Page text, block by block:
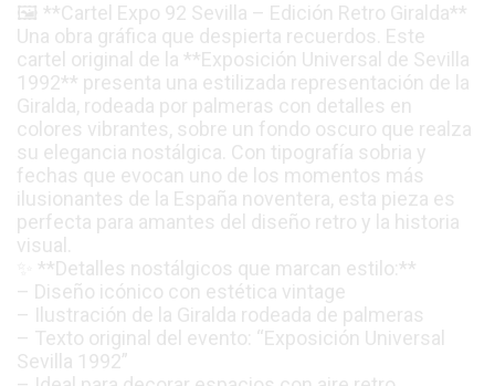
🖼️ **Cartel Expo 92 Sevilla – Edición Retro Giralda**
Una obra gráfica que despierta recuerdos. Este
cartel original de la **Exposición Universal de Sevilla
1992** presenta una estilizada representación de la
Giralda, rodeada por palmeras con detalles en
colores vibrantes, sobre un fondo oscuro que realza
su elegancia nostálgica. Con tipografía sobria y
fechas que evocan uno de los momentos más
ilusionantes de la España noventera, esta pieza es
perfecta para amantes del diseño retro y la historia
visual.
✨ **Detalles nostálgicos que marcan estilo:**
– Diseño icónico con estética vintage
– Ilustración de la Giralda rodeada de palmeras
– Texto original del evento: “Exposición Universal
Sevilla 1992”